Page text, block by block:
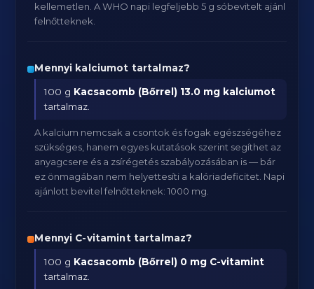
kellemetlen. A WHO napi legfeljebb 5 g sóbevitelt ajánl
felnőtteknek.
Mennyi kalciumot tartalmaz?
100 g Kacsacomb (Bőrrel) 13.0 mg kalciumot
tartalmaz.
A kalcium nemcsak a csontok és fogak egészségéhez
szükséges, hanem egyes kutatások szerint segíthet az
anyagcsere és a zsírégetés szabályozásában is — bár
ez önmagában nem helyettesíti a kalóriadeficitet. Napi
ajánlott bevitel felnőtteknek: 1000 mg.
Mennyi C-vitamint tartalmaz?
100 g Kacsacomb (Bőrrel) 0 mg C-vitamint
tartalmaz.